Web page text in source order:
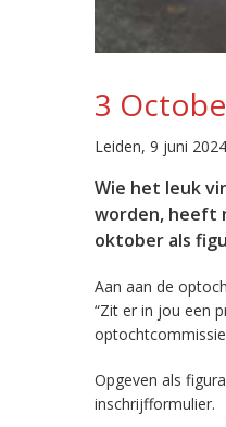
3
Leiden, 9 juni
Wie het leuk
worden, heeft
oktober als
Aan aan de
“Zit er in jou een
Opgeven als
inschrijfformulier.